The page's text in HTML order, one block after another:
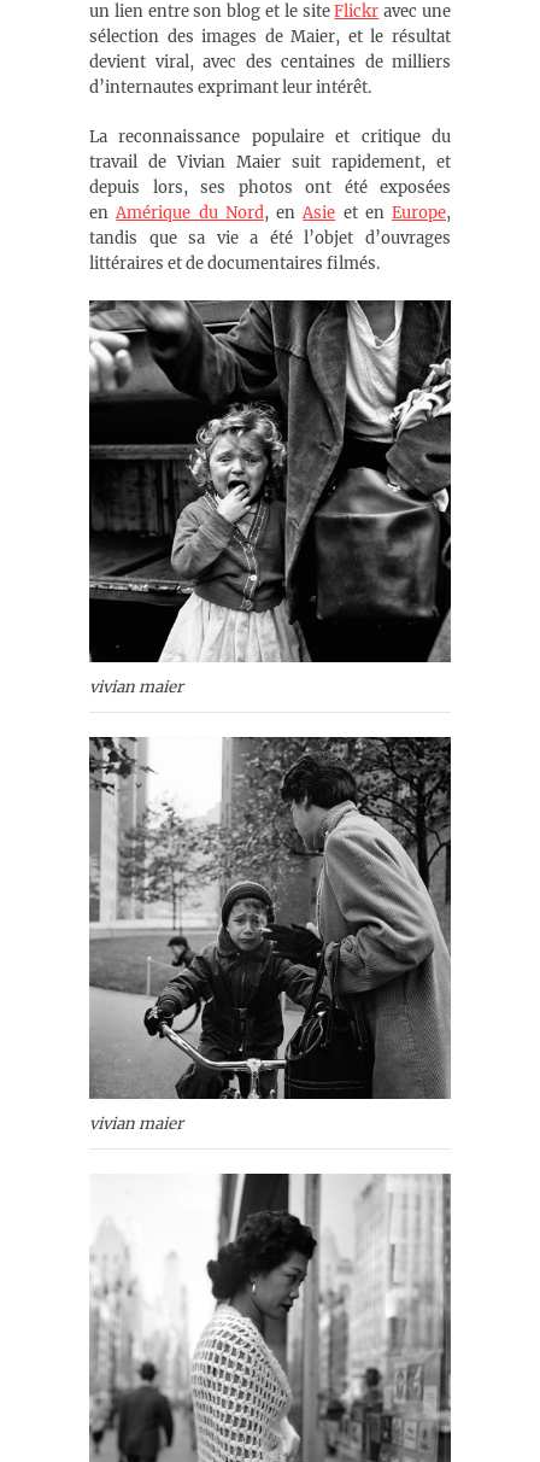
un lien entre son blog et le siteFlickr avec une
sélection des images de Maier, et le résultat
devient viral, avec des centaines de milliers
d’internautes exprimant leur intérêt.
La reconnaissance populaire et critique du
travail de Vivian Maier suit rapidement, et
depuis lors, ses photos ont été exposées
enAmérique du Nord, enAsie et en Europe,
tandis que sa vie a été l’objet d’ouvrages
littéraires et de documentaires filmés.
vivian maier
vivian maier